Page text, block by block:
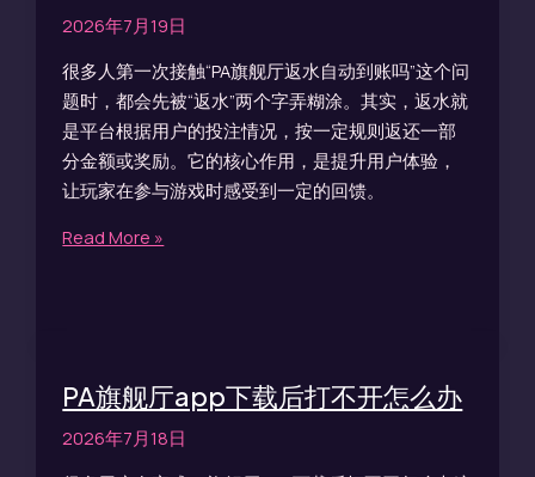
2026年7月19日
很多人第一次接触“PA旗舰厅返水自动到账吗”这个问
题时，都会先被“返水”两个字弄糊涂。其实，返水就
是平台根据用户的投注情况，按一定规则返还一部
分金额或奖励。它的核心作用，是提升用户体验，
让玩家在参与游戏时感受到一定的回馈。
Read More »
PA旗舰厅app下载后打不开怎么办
2026年7月18日